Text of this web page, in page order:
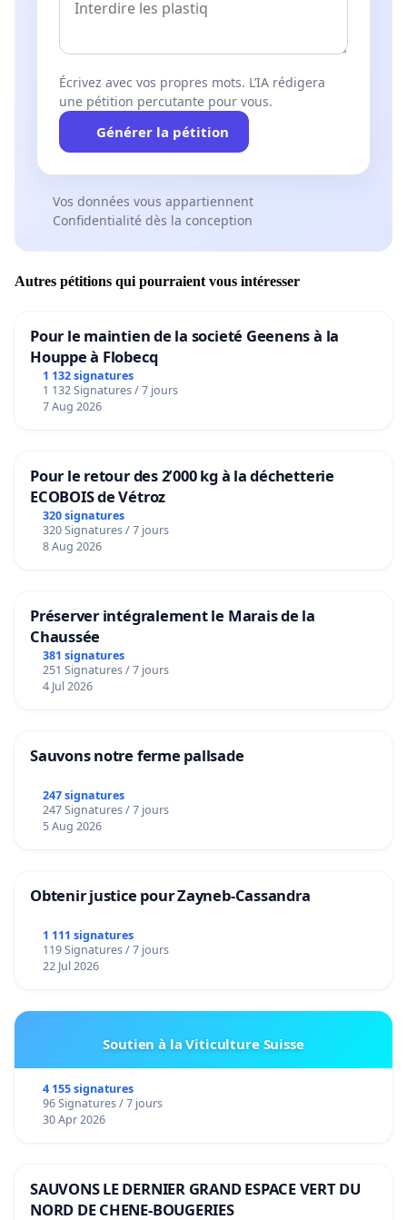
Écrivez avec vos propres mots. L’IA rédigera
une pétition percutante pour vous.
Générer la pétition
Vos données vous appartiennent
Confidentialité dès la conception
Autres pétitions qui pourraient vous intéresser
Pour le maintien de la societé Geenens à la
Houppe à Flobecq
1 132 signatures
1 132 Signatures / 7 jours
7 Aug 2026
Pour le retour des 2’000 kg à la déchetterie
ECOBOIS de Vétroz
320 signatures
320 Signatures / 7 jours
8 Aug 2026
Préserver intégralement le Marais de la
Chaussée
381 signatures
251 Signatures / 7 jours
4 Jul 2026
Sauvons notre ferme pallsade
247 signatures
247 Signatures / 7 jours
5 Aug 2026
Obtenir justice pour Zayneb-Cassandra
1 111 signatures
119 Signatures / 7 jours
22 Jul 2026
Soutien à la Viticulture Suisse
4 155 signatures
96 Signatures / 7 jours
30 Apr 2026
SAUVONS LE DERNIER GRAND ESPACE VERT DU
NORD DE CHENE-BOUGERIES